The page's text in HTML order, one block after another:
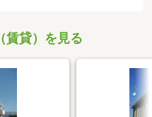
賃貸）を見る